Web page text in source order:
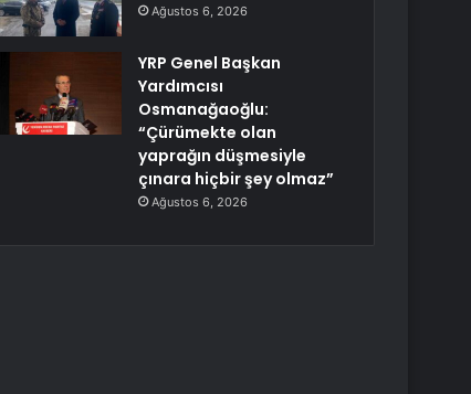
Ağustos 6, 2026
YRP Genel Başkan
Yardımcısı
Osmanağaoğlu:
“Çürümekte olan
yaprağın düşmesiyle
çınara hiçbir şey olmaz”
Ağustos 6, 2026